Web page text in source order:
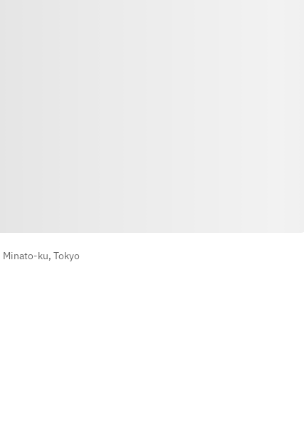
ku, Tokyo